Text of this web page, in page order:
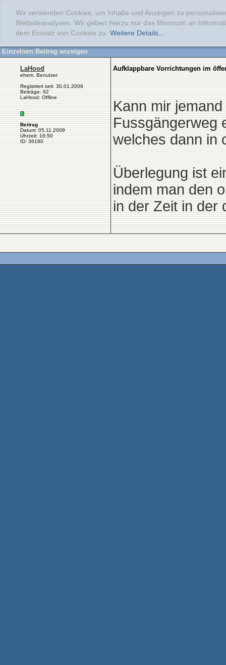
Wir verwenden Cookies, um Inhalte und Anzeigen zu
Websiteanalysen. Wir geben hierzu nur das Minimum an
dem Einsatz von Cookies zu. Weitere Details...
Einzelnen Beitrag anzeigen
LaHood
ehem. Benutzer
Registriert seit: 30.01.2009
Beiträge: 92
LaHood: Offline
Beitrag
Datum: 05.11.2009
Uhrzeit: 16:50
ID: 36180
Aufklappbare Vorrichtungen im
Kann mir
Fussgängerweg
welches dann in
Überlegung ist
indem man den
in der Zeit in der